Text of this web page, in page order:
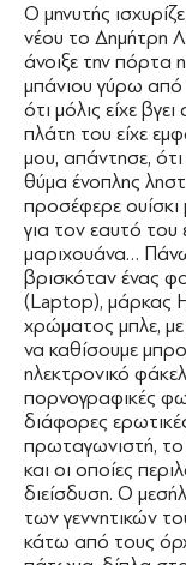
Ο μηνυτής
νέου το Δημήτρη
άνοιξε την πόρτα
μπάνιου γύρω από
ότι μόλις είχε
πλάτη του είχε
μου, απάντησε,
θύμα ένοπλης
προσέφερε ουίσκι
για τον εαυτό του
μαριχουάνα…
βρισκόταν ένας
(Laptop), μάρκας
χρώματος μπλε,
να καθίσουμε
ηλεκτρονικό
πορνογραφικές
διάφορες
πρωταγωνιστή,
και οι οποίες
διείσδυση. Ο
των γεννητικών
κάτω από τους